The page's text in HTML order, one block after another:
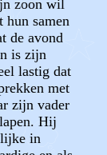
zoon wil
hun samen
de avond
is zijn
lastig dat
met
zijn vader
Hij
in